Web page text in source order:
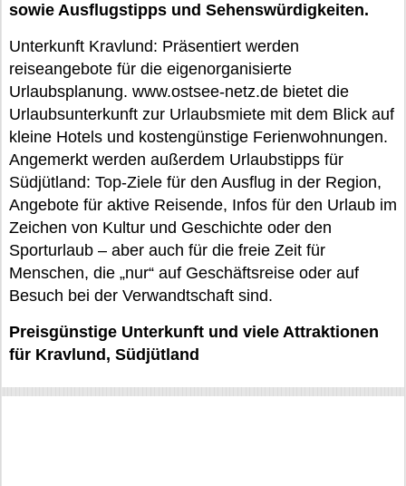
sowie Ausflugstipps und Sehenswürdigkeiten.
Unterkunft Kravlund: Präsentiert werden
reiseangebote für die eigenorganisierte
Urlaubsplanung. www.ostsee-netz.de bietet die
Urlaubsunterkunft zur Urlaubsmiete mit dem Blick auf
kleine Hotels und kostengünstige Ferienwohnungen.
Angemerkt werden außerdem Urlaubstipps für
Südjütland: Top-Ziele für den Ausflug in der Region,
Angebote für aktive Reisende, Infos für den Urlaub im
Zeichen von Kultur und Geschichte oder den
Sporturlaub – aber auch für die freie Zeit für
Menschen, die „nur“ auf Geschäftsreise oder auf
Besuch bei der Verwandtschaft sind.
Preisgünstige Unterkunft und viele Attraktionen
für Kravlund, Südjütland